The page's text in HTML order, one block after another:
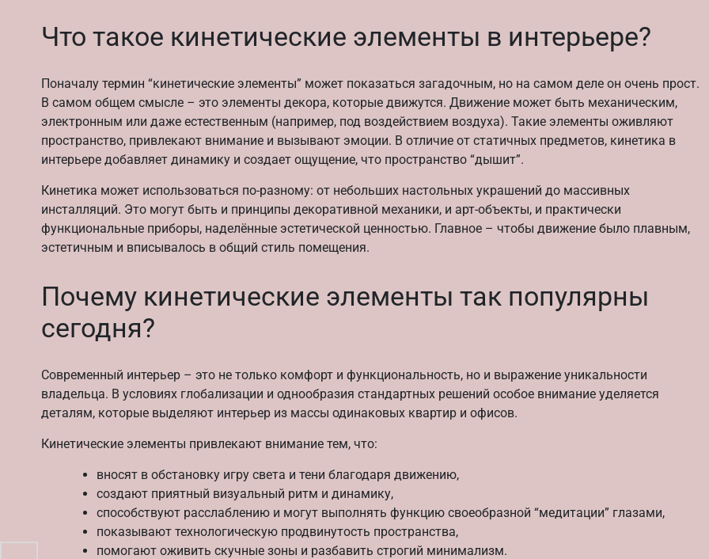
Что такое кинетические элементы в интерьере?
Поначалу термин “кинетические элементы” может показаться загадочным, но на самом деле он очень прост.
В самом общем смысле – это элементы декора, которые движутся. Движение может быть механическим,
электронным или даже естественным (например, под воздействием воздуха). Такие элементы оживляют
пространство, привлекают внимание и вызывают эмоции. В отличие от статичных предметов, кинетика в
интерьере добавляет динамику и создает ощущение, что пространство “дышит”.
Кинетика может использоваться по-разному: от небольших настольных украшений до массивных
инсталляций. Это могут быть и принципы декоративной механики, и арт-объекты, и практически
функциональные приборы, наделённые эстетической ценностью. Главное – чтобы движение было плавным,
эстетичным и вписывалось в общий стиль помещения.
Почему кинетические элементы так популярны
сегодня?
Современный интерьер – это не только комфорт и функциональность, но и выражение уникальности
владельца. В условиях глобализации и однообразия стандартных решений особое внимание уделяется
деталям, которые выделяют интерьер из массы одинаковых квартир и офисов.
Кинетические элементы привлекают внимание тем, что:
вносят в обстановку игру света и тени благодаря движению,
создают приятный визуальный ритм и динамику,
способствуют расслаблению и могут выполнять функцию своеобразной “медитации” глазами,
показывают технологическую продвинутость пространства,
помогают оживить скучные зоны и разбавить строгий минимализм.